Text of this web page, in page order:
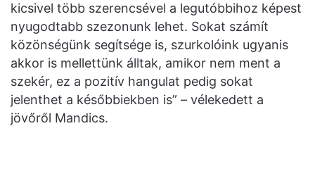
kicsivel több szerencsével a legutóbbihoz képest
nyugodtabb szezonunk lehet. Sokat számít
közönségünk segítsége is, szurkolóink ugyanis
akkor is mellettünk álltak, amikor nem ment a
szekér, ez a pozitív hangulat pedig sokat
jelenthet a későbbiekben is” – vélekedett a
jövőről Mandics.